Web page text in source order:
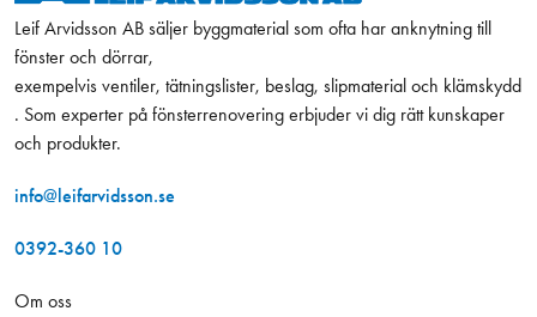
Leif Arvidsson AB säljer byggmaterial som ofta har anknytning till
fönster och dörrar,
exempelvis ventiler, tätningslister, beslag, slipmaterial och klämskydd
. Som experter på fönsterrenovering erbjuder vi dig rätt kunskaper
och produkter.
info@leifarvidsson.se
0392-360 10
Om oss